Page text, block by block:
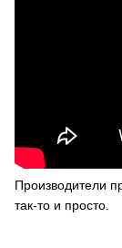
Производители
так-то и просто.